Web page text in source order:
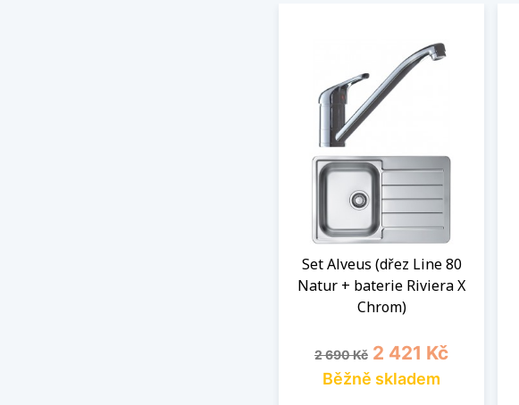
Set Alveus (dřez Line 80
Natur + baterie Riviera X
Chrom)
Běžná cena
2 690 Kč Cena
2 421 Kč
Běžně skladem